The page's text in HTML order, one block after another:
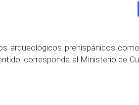
arqueológicos prehispánicos
corresponde al Ministerio de